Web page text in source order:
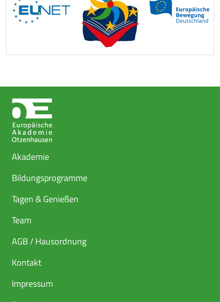
Akademie
Bildungsprogramme
Tagen & Genießen
Team
AGB / Hausordnung
Kontakt
Impressum